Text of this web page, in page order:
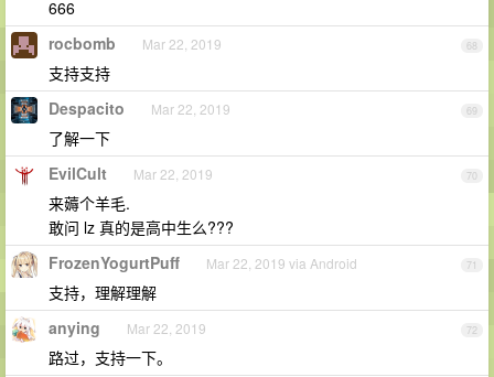
666
68
rocbomb Mar 22, 2019
支持支持
69
Despacito Mar 22, 2019
了解一下
70
EvilCult Mar 22, 2019
来薅个羊毛.
敢问 lz 真的是高中生么???
71
FrozenYogurtPuff Mar 22, 2019 via Android
支持，理解理解
72
anying Mar 22, 2019
路过，支持一下。